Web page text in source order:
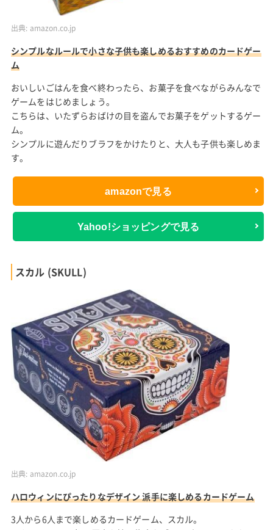
出典: amazon.co.jp
シンプルなルールで小さな子供も楽しめるおすすめのカードゲー
ム
おいしいごはんを食べ終わったら、お菓子を食べながらみんなで
ゲームをはじめましょう。
こちらは、いたずらおばけの目を盗んでお菓子をゲットするゲー
ム。
シンプルに遊んだりブラフをかけたりと、大人も子供も楽しめま
す。
amazonで見る
Yahoo!ショッピングで見る
スカル (SKULL)
出典: amazon.co.jp
ハロウィンにぴったりなデザイン 派手に楽しめるカードゲーム
3人から6人まで楽しめるカードゲーム、スカル。